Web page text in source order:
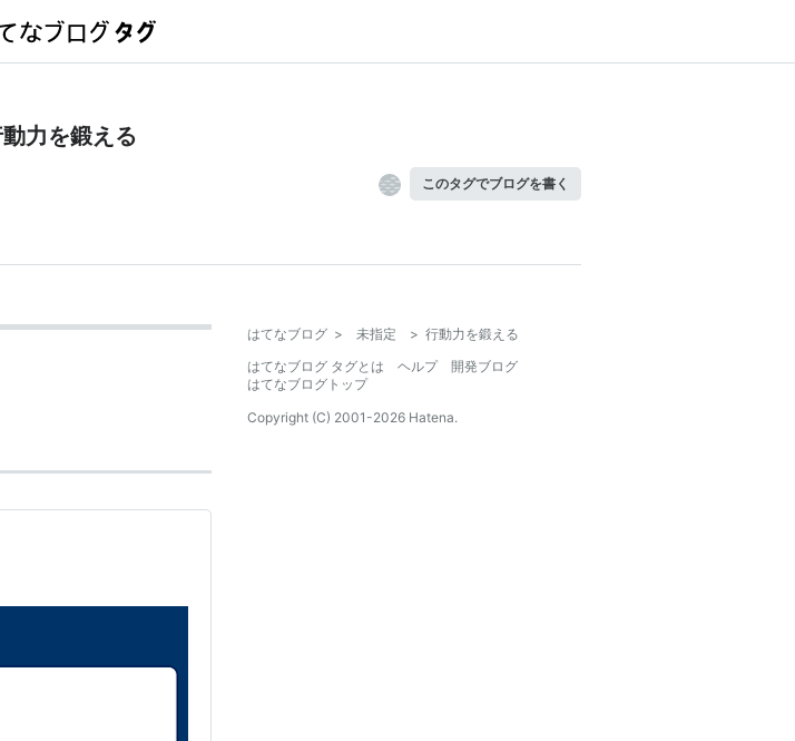
力を鍛える
このタグでブログを書く
はてなブログ > 未指定 > 行動力を鍛える
はてなブログ タグとは
ヘルプ
開発ブログ
はてなブログトップ
Copyright (C) 2001-2026 Hatena.